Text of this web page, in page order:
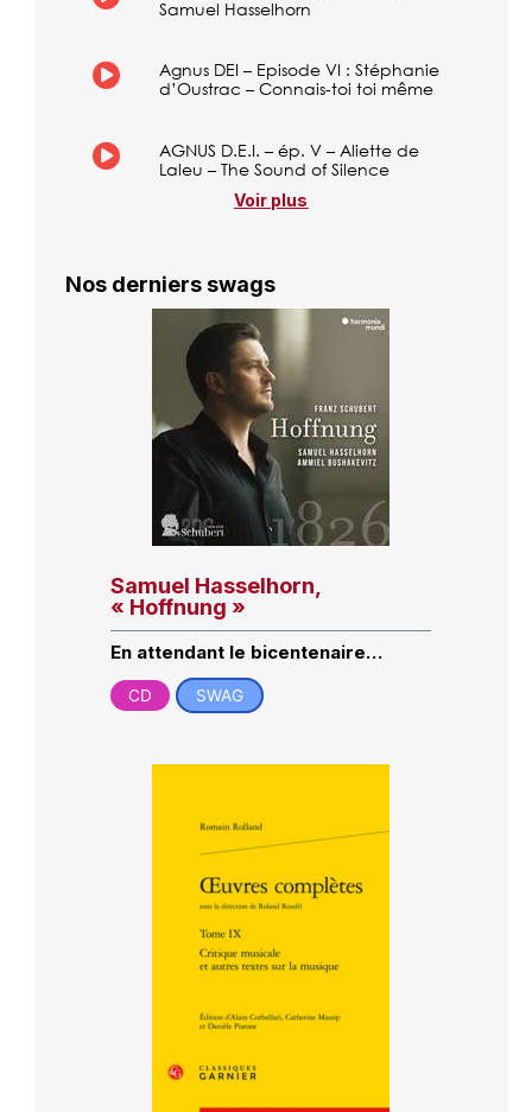
Samuel Hasselhorn
Agnus DEI – Episode VI : Stéphanie
d’Oustrac – Connais-toi toi même
AGNUS D.E.I. – ép. V – Aliette de
Laleu – The Sound of Silence
Voir plus
Nos derniers swags
Samuel Hasselhorn,
« Hoffnung »
En attendant le bicentenaire…
CD SWAG